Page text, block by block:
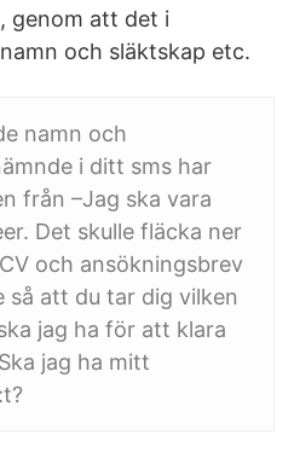
genom att det i
och släktskap etc.
namn och
i ditt sms har
från –Jag ska vara
Det skulle fläcka ner
och ansökningsbrev
så att du tar dig vilken
jag ha för att klara
jag ha mitt